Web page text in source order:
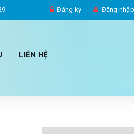
Đăng ký Đăng nhập
LIÊN HỆ